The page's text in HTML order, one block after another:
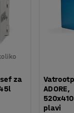
za
ADORE,
plavi